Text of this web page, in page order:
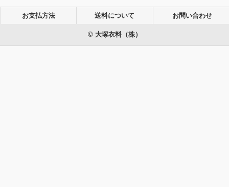
お支払方法 送料について お問い合わせ
© 大塚衣料（株）